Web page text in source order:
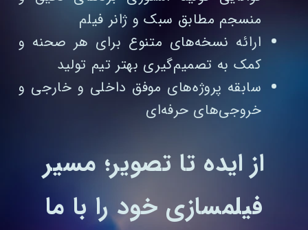
منسجم مطابق سبک و ژانر فیلم
ارائه نسخه‌های متنوع برای هر صحنه و
کمک به تصمیم‌گیری بهتر تیم تولید
سابقه پروژه‌های موفق داخلی و خارجی و
خروجی‌های حرفه‌ای
از ایده تا تصویر؛ مسیر
فیلمسازی خود را با ما